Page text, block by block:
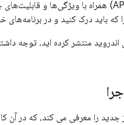
که باید درک کنید و در
اندروید منتشر کرده اید، توجه
را معرفی می کند، که در آن